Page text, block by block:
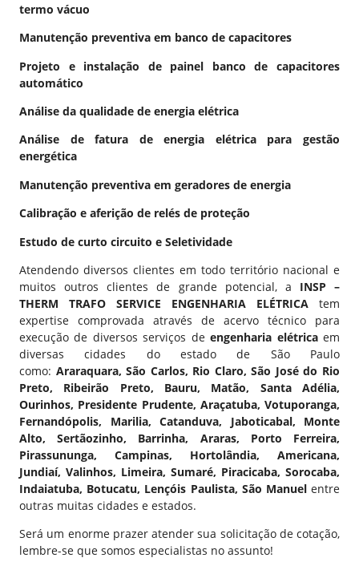
termo vácuo
Manutenção preventiva em banco de capacitores
Projeto e instalação de painel banco de capacitores
automático
Análise da qualidade de energia elétrica
Análise de fatura de energia elétrica para gestão
energética
Manutenção preventiva em geradores de energia
Calibração e aferição de relés de proteção
Estudo de curto circuito e Seletividade
Atendendo diversos clientes em todo território nacional e
muitos outrosclientes de grande potencial, a INSP –
THERM TRAFO SERVICE ENGENHARIA ELÉTRICA tem
expertise comprovada através de acervo técnico para
execução de diversos serviços deengenharia elétricaem
diversas cidades do estado de São Paulo
como: Araraquara, São Carlos, Rio Claro, São José do Rio
Preto, Ribeirão Preto, Bauru, Matão, Santa Adélia,
Ourinhos, Presidente Prudente, Araçatuba, Votuporanga,
Fernandópolis, Marilia, Catanduva, Jaboticabal, Monte
Alto, Sertãozinho, Barrinha, Araras, Porto Ferreira,
Pirassununga, Campinas, Hortolândia, Americana,
Jundiaí, Valinhos, Limeira, Sumaré, Piracicaba, Sorocaba,
Indaiatuba, Botucatu, Lençóis Paulista, São Manuel entre
outras muitas cidades e estados.
Será um enorme prazer atender sua solicitação de cotação,
lembre-se que somos especialistas no assunto!